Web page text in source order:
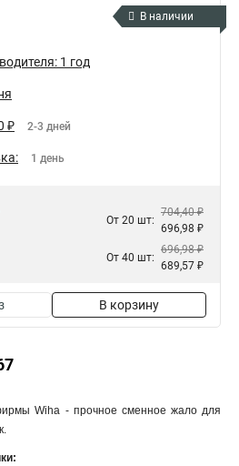
В наличии
1 год
₽ 2-3 дней
1 день
От 20 шт:
704,40 ₽
696,98 ₽
От 40 шт:
696,98 ₽
689,57 ₽
В корзину
Wiha - прочное сменное жало для